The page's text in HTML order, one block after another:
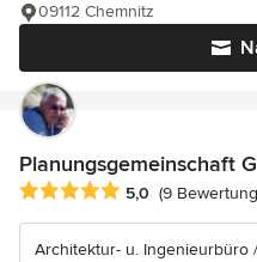
09112 Chemnitz
Planungsgemeinschaft
Durchschnittliche
5,0 (9
Architektur- u. Ingenieurbüro